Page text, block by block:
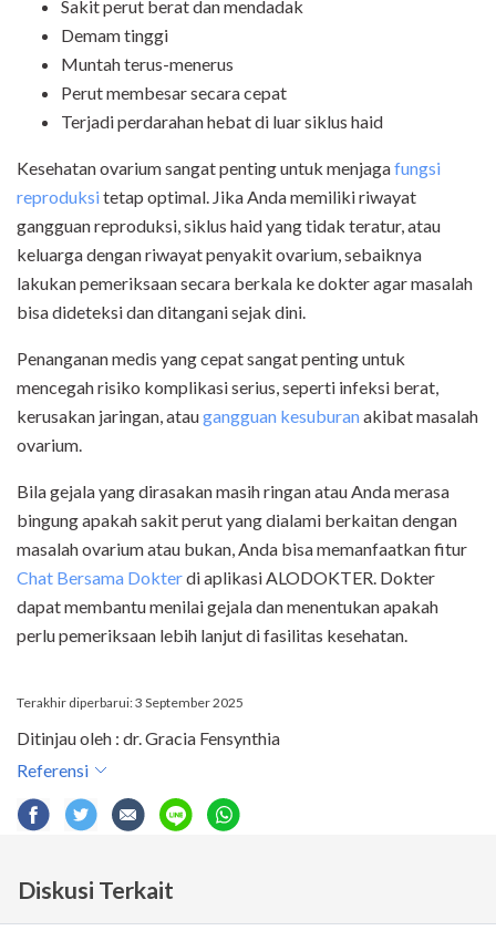
Sakit perut berat dan mendadak
Demam tinggi
Muntah terus-menerus
Perut membesar secara cepat
Terjadi perdarahan hebat di luar siklus haid
Kesehatan ovarium sangat penting untuk menjagafungsi
reproduksitetap optimal. Jika Anda memiliki riwayat
gangguan reproduksi, siklus haid yang tidak teratur, atau
keluarga dengan riwayat penyakit ovarium, sebaiknya
lakukan pemeriksaan secara berkala ke dokter agar masalah
bisa dideteksi dan ditangani sejak dini.
Penanganan medis yang cepat sangat penting untuk
mencegah risiko komplikasi serius, seperti infeksi berat,
kerusakan jaringan, ataugangguan kesuburanakibat masalah
ovarium.
Bila gejala yang dirasakan masih ringan atau Anda merasa
bingung apakah sakit perut yang dialami berkaitan dengan
masalah ovarium atau bukan, Anda bisa memanfaatkan fitur
Chat Bersama Dokterdi aplikasi ALODOKTER. Dokter
dapat membantu menilai gejala dan menentukan apakah
perlu pemeriksaan lebih lanjut di fasilitas kesehatan.
Terakhir diperbarui: 3 September 2025